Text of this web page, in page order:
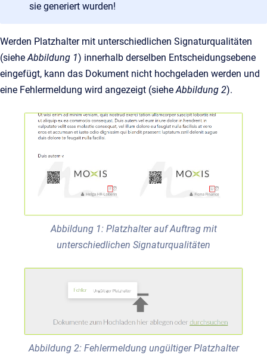
sie generiert wurden!
Werden Platzhalter mit unterschiedlichen Signaturqualitäten
(sieheAbbildung 1) innerhalb derselben Entscheidungsebene
eingefügt, kann das Dokument nicht hochgeladen werden und
eine Fehlermeldung wird angezeigt (sieheAbbildung 2).
Abbildung 1: Platzhalter auf Auftrag mit
unterschiedlichen Signaturqualitäten
Abbildung 2: Fehlermeldung ungültiger Platzhalter